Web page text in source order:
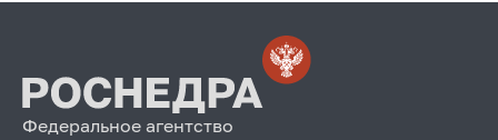
Федеральное агентство